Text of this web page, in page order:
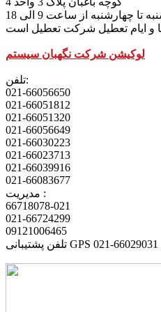
لوکیشن شرکت نگهبان سیستم
تلفن:
021-66056650
021-66051812
021-66051320
021-66056649
021-66030223
021-66023713
021-66039916
021-66083677
مدیریت :
66718078-021
021-66724299
09121006465